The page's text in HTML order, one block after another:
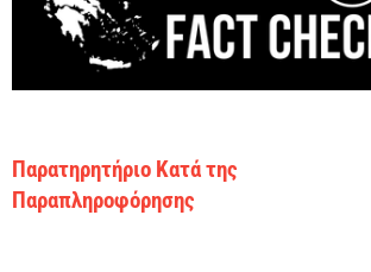
Παρατηρητήριο Κατά της
Παραπληροφόρησης